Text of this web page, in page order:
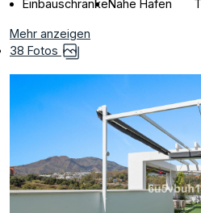
EinbauschränkeNähe Hafen
Mehr anzeigen
38 Fotos